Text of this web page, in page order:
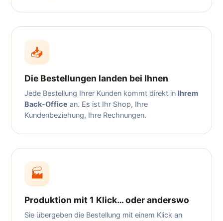
📥
Die Bestellungen landen bei Ihnen
Jede Bestellung Ihrer Kunden kommt direkt in Ihrem
Back-Office an. Es ist Ihr Shop, Ihre
Kundenbeziehung, Ihre Rechnungen.
🏭
Produktion mit 1 Klick… oder anderswo
Sie übergeben die Bestellung mit einem Klick an